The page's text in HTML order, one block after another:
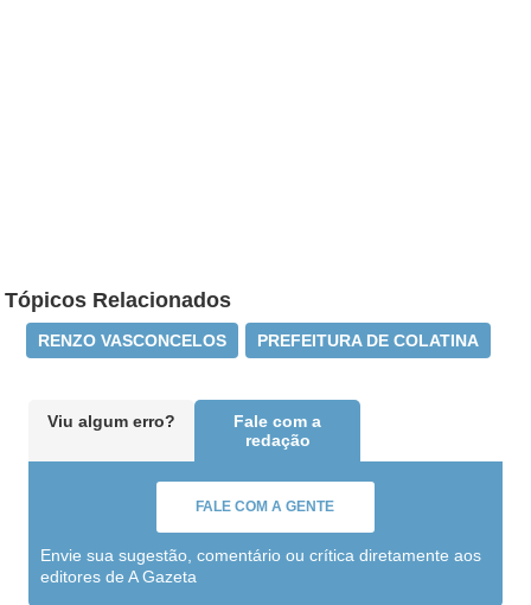
Tópicos Relacionados
RENZO VASCONCELOS PREFEITURA DE COLATINA
Viu algum erro?
Fale com a
redação
FALE COM A GENTE
Envie sua sugestão, comentário ou crítica diretamente aos
editores de A Gazeta